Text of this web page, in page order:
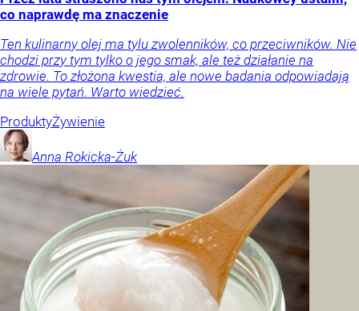
co naprawdę ma znaczenie
Ten kulinarny olej ma tylu zwolenników, co przeciwników. Nie
chodzi przy tym tylko o jego smak, ale też działanie na
zdrowie. To złożona kwestia, ale nowe badania odpowiadają
na wiele pytań. Warto wiedzieć.
ProduktyŻywienie
Anna Rokicka-Żuk